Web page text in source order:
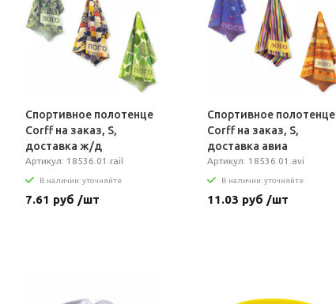
Спортивное полотенце
Сorff на заказ, S,
доставка ж/д
Артикул: 18536.01.rail
В наличии: уточняйте
7.61 руб /шт
Спортивное полотенце
Сorff на заказ, S,
доставка авиа
Артикул: 18536.01.avi
В наличии: уточняйте
11.03 руб /шт